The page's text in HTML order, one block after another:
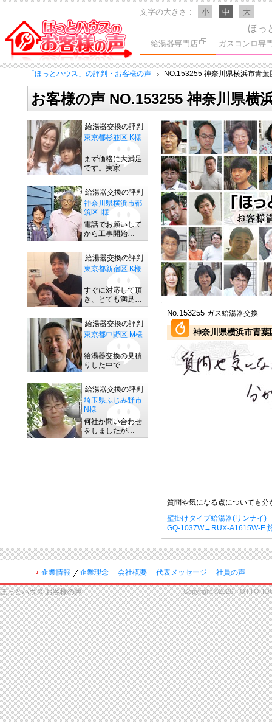
文字の大きさ 小 中 大
ほっ
給湯器専門店 ガスコンロ専
「ほっとハウス」の評判・お客様の声 NO.153255 神奈川県横浜市青葉
お客様の声 NO.153255 神奈川県横
No.153255 ガス給湯器交換
神奈川県横浜市青葉
質問や気になる点についても
壁掛けタイプ給湯器(リンナイ)
GQ-1037W→RUX-A1615W-E
給湯器交換の評判
東京都杉並区 K様
まず価格に大満足
です。実家…
給湯器交換の評判
神奈川県横浜市都
筑区 I様
電話でお願いして
から工事開始…
給湯器交換の評判
東京都新宿区 K様
すぐに対応して頂
き、とても満足…
給湯器交換の評判
東京都中野区 M様
給湯器交換の見積
りした中で…
給湯器交換の評判
埼玉県ふじみ野市
N様
何社か問い合わせ
をしましたが…
企業情報 企業理念 会社概要 代表メッセージ 社員の声
ほっとハウス お客様の声 Copyright ©2026